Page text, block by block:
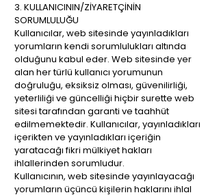
3. KULLANICININ/ZİYARETÇİNİN
SORUMLULUĞU
Kullanıcılar, web sitesinde yayınladıkları
yorumların kendi sorumlulukları altında
olduğunu kabul eder. Web sitesinde yer
alan her türlü kullanıcı yorumunun
doğruluğu, eksiksiz olması, güvenilirliği,
yeterliliği ve güncelliği hiçbir surette web
sitesi tarafından garanti ve taahhüt
edilmemektedir. Kullanıcılar, yayınladıkları
içerikten ve yayınladıkları içeriğin
yaratacağı fikri mülkiyet hakları
ihlallerinden sorumludur.
Kullanıcının, web sitesinde yayınlayacağı
yorumların üçüncü kişilerin haklarını ihlal